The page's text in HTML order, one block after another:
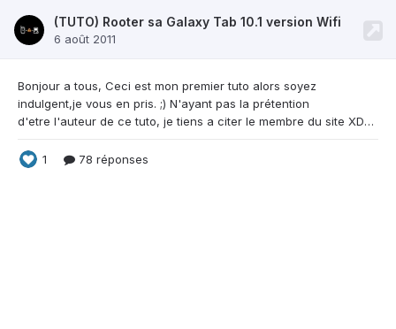
(TUTO) Rooter sa Galaxy Tab 10.1 version Wifi
6 août 2011
Bonjour a tous, Ceci est mon premier tuto alors soyez
indulgent,je vous en pris. ;) N'ayant pas la prétention
d'etre l'auteur de ce tuto, je tiens a citer le membre du site XDA developpers Lorddeff07 pour ce tuto que vous pouvez retrouver dans le lien ci dessous : http://forum.xda-dev....php?t=1171089J Je tiens a signaler que Frandroid,Xda et moi meme ne seraient tenus responsable si vous endommager votre appareil si vous n'etes pas pleinement conscient de ce que vous faites. Ce nouveau tu
1 78 réponses